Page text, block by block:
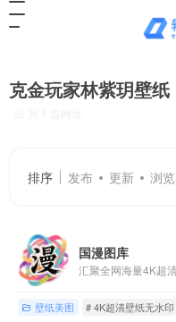
克金玩家林紫玥壁纸
排序 发布 更新 浏览
国漫图库
壁纸美图 # 4K超清壁纸无水印